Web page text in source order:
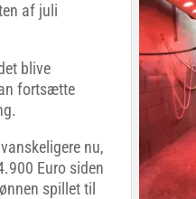
af juli
blive
fortsætte
nu,
Euro siden
spillet til